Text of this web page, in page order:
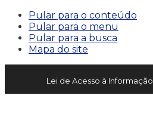
Pular para o conteúdo
Pular para o menu
Pular para a busca
Mapa do site
Lei de Acesso à Informação